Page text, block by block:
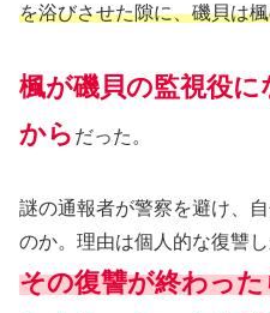
を浴びさせた隙に、磯貝は
楓が磯貝の監視役
から だった。
謎の通報者が警察を避け、
のか。理由は個人的な復讐
その復讐が終わっ